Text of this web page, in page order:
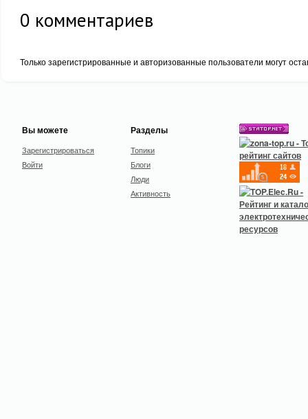
0 комментариев
Только зарегистрированные и авторизованные пользователи могут
Вы можете
Зарегистрироваться
Войти
Разделы
Топики
Блоги
Люди
Активность